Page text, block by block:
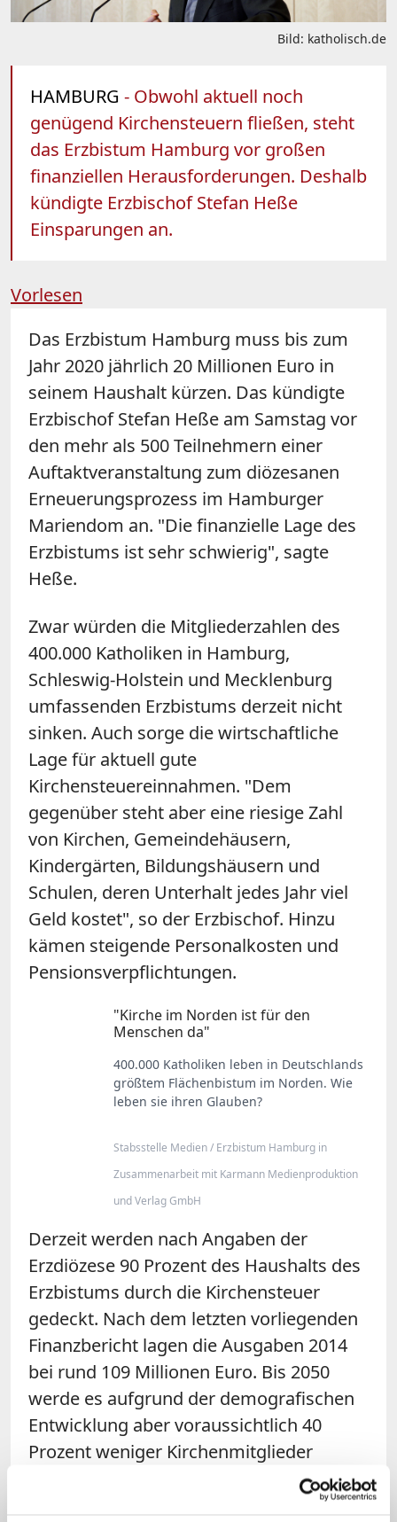
Bild: katholisch.de
HAMBURG - Obwohl aktuell noch
genügend Kirchensteuern fließen, steht
das Erzbistum Hamburg vor großen
finanziellen Herausforderungen. Deshalb
kündigte Erzbischof Stefan Heße
Einsparungen an.
Vorlesen
Das Erzbistum Hamburg muss bis zum
Jahr 2020 jährlich 20 Millionen Euro in
seinem Haushalt kürzen. Das kündigte
Erzbischof Stefan Heße am Samstag vor
den mehr als 500 Teilnehmern einer
Auftaktveranstaltung zum diözesanen
Erneuerungsprozess im Hamburger
Mariendom an. "Die finanzielle Lage des
Erzbistums ist sehr schwierig", sagte
Heße.
Zwar würden die Mitgliederzahlen des
400.000 Katholiken in Hamburg,
Schleswig-Holstein und Mecklenburg
umfassenden Erzbistums derzeit nicht
sinken. Auch sorge die wirtschaftliche
Lage für aktuell gute
Kirchensteuereinnahmen. "Dem
gegenüber steht aber eine riesige Zahl
von Kirchen, Gemeindehäusern,
Kindergärten, Bildungshäusern und
Schulen, deren Unterhalt jedes Jahr viel
Geld kostet", so der Erzbischof. Hinzu
kämen steigende Personalkosten und
Pensionsverpflichtungen.
"Kirche im Norden ist für den
Menschen da"
400.000 Katholiken leben in Deutschlands
größtem Flächenbistum im Norden. Wie
leben sie ihren Glauben?
Stabsstelle Medien / Erzbistum Hamburg in
Zusammenarbeit mit Karmann Medienproduktion
und Verlag GmbH
Derzeit werden nach Angaben der
Erzdiözese 90 Prozent des Haushalts des
Erzbistums durch die Kirchensteuer
gedeckt. Nach dem letzten vorliegenden
Finanzbericht lagen die Ausgaben 2014
bei rund 109 Millionen Euro. Bis 2050
werde es aufgrund der demografischen
Entwicklung aber voraussichtlich 40
Prozent weniger Kirchenmitglieder
geben, sagte Heße. Wolle die Diözese
dann finanziellen Spielraum behalten,